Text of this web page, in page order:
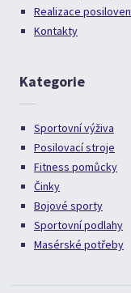
Realizace posiloven
Kontakty
Kategorie
Sportovní výživa
Posilovací stroje
Fitness pomůcky
Činky
Bojové sporty
Sportovní podlahy
Masérské potřeby